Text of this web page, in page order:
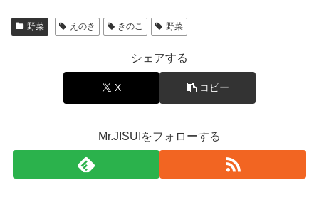
野菜 えのき きのこ 野菜
シェアする
X コピー
Mr.JISUIをフォローする